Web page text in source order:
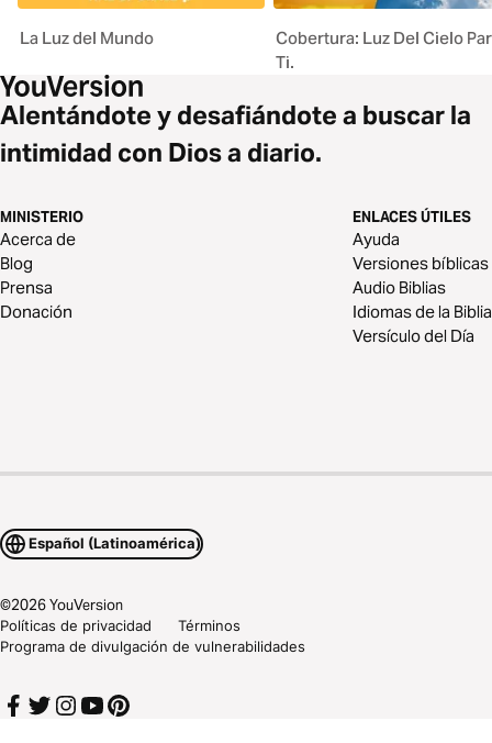
La Luz del Mundo
Cobertura: Luz Del Cielo
Ti.
Alentándote y desafiándote a buscar la
intimidad con Dios a diario.
MINISTERIO
Acerca de
Blog
Prensa
Donación
ENLACES ÚTILES
Ayuda
Versiones bíblicas
Audio Biblias
Idiomas de la Biblia
Versículo del Día
Español (Latinoamérica)
©2026YouVersion
Políticas de privacidad
Términos
Programa de divulgación de vulnerabilidades